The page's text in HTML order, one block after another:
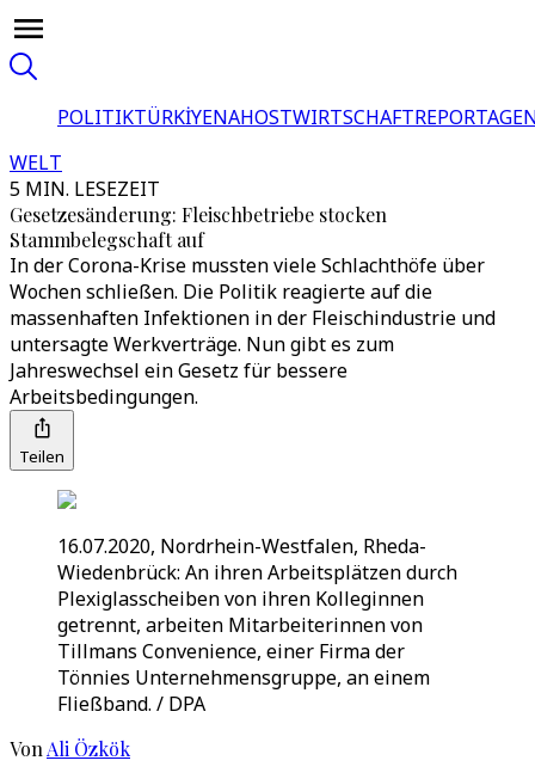
POLITIKTÜRKİYENAHOSTWIRTSCHAFT
WELT
5 MIN. LESEZEIT
Gesetzesänderung: Fleischbetriebe stocken
Stammbelegschaft auf
In der Corona-Krise mussten viele Schlachthöfe über
Wochen schließen. Die Politik reagierte auf die
massenhaften Infektionen in der Fleischindustrie und
untersagte Werkverträge. Nun gibt es zum
Jahreswechsel ein Gesetz für bessere
Arbeitsbedingungen.
Teilen
16.07.2020, Nordrhein-Westfalen, Rheda-
Wiedenbrück: An ihren Arbeitsplätzen durch
Plexiglasscheiben von ihren Kolleginnen
getrennt, arbeiten Mitarbeiterinnen von
Tillmans Convenience, einer Firma der
Tönnies Unternehmensgruppe, an einem
Fließband. / DPA
Von Ali Özkök